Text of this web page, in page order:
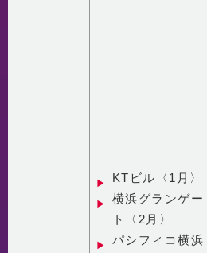
KTビル〈1月〉
横浜グランゲー
ト〈2月〉
パシフィコ横浜